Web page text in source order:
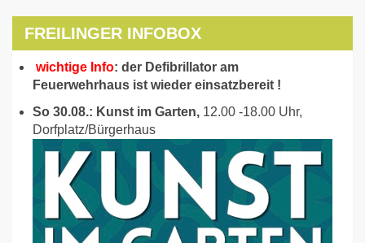
FREILINGER INFOBOX
wichtige Info: der Defibrillator am
Feuerwehrhaus ist wieder einsatzbereit !
So 30.08.: Kunst im Garten, 12.00 -18.00 Uhr,
Dorfplatz/Bürgerhaus